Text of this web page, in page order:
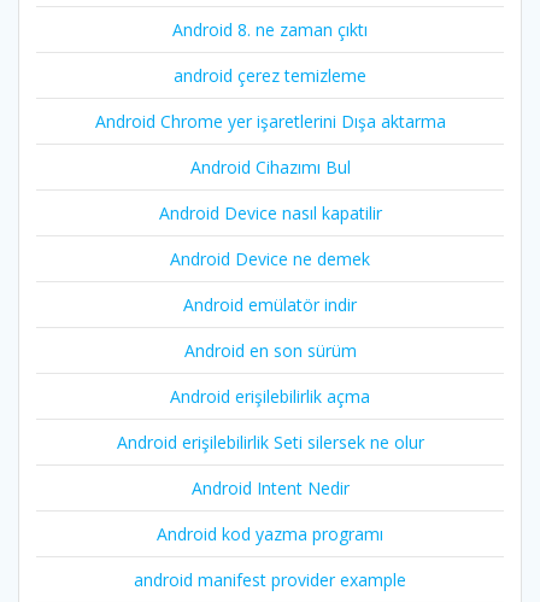
Android 8. ne zaman çıktı
android çerez temizleme
Android Chrome yer işaretlerini Dışa aktarma
Android Cihazımı Bul
Android Device nasıl kapatilir
Android Device ne demek
Android emülatör indir
Android en son sürüm
Android erişilebilirlik açma
Android erişilebilirlik Seti silersek ne olur
Android Intent Nedir
Android kod yazma programı
android manifest provider example